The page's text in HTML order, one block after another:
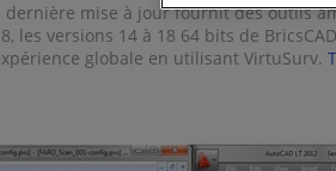
dernière mise à jour fournit des outils
les versions 14 à 18 64 bits de
globale en utilisant VirtuSurv.